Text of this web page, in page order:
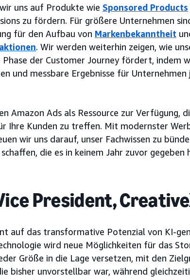
uns auf Produkte wie Sponsored Products
zu fördern. Für größere Unternehmen
für den Aufbau von Markenbekanntheit
. Wir werden weiterhin zeigen, wie
der Customer Journey fördert, indem
und messbare Ergebnisse für Unternehmen
Amazon Ads als Ressource zur Verfügung,
Ihre Kunden zu treffen. Mit modernster
wir uns darauf, unser Fachwissen zu
die es in keinem Jahr zuvor gegeben
President,
auf das transformative Potenzial von KI-
wird neue Möglichkeiten für das
Größe in die Lage versetzen, mit den
bisher unvorstellbar war, während